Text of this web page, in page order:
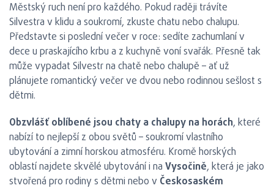
Městský ruch není pro každého. Pokud raději trávíte
Silvestra v klidu a soukromí, zkuste chatu nebo chalupu.
Představte si poslední večer v roce: sedíte zachumlaní v
dece u praskajícího krbu a z kuchyně voní svařák. Přesně tak
může vypadat Silvestr na chatě nebo chalupě – ať už
plánujete romantický večer ve dvou nebo rodinnou sešlost s
dětmi.
Obzvlášť oblíbené jsou chaty a chalupy na horách, které
nabízí to nejlepší z obou světů – soukromí vlastního
ubytování a zimní horskou atmosféru. Kromě horských
oblastí najdete skvělé ubytování i na Vysočině, která je jako
stvořená pro rodiny s dětmi nebo v Českosaském